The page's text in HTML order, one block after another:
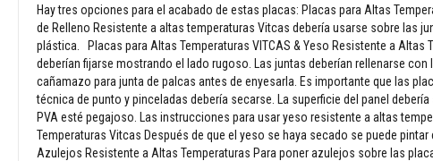
refractarios
Ladrillos
aislantes
refractarios
Ladrillos
refractario
repuesto
Hay tres opciones para el acabado de estas placas: Placas para Altas
de Relleno Resistente a altas temperaturas Vitcas debería usarse sobre las
plástica. Placas para Altas Temperaturas VITCAS & Yeso Resistente a
deberían fijarse mostrando el lado rugoso. Las juntas deberían rellenarse
cañamazo para junta de palcas antes de enyesarla. Es importante que las
técnica de punto y pinceladas debería secarse. La superficie del panel
PVA esté pegajoso. Las instrucciones para usar yeso resistente a altas
Temperaturas Vitcas Después de que el yeso se haya secado se puede
Azulejos Resistente a Altas Temperaturas Para poner azulejos sobre las